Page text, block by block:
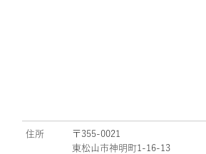
住所
〒355-0021
東松山市神明町1-16-13